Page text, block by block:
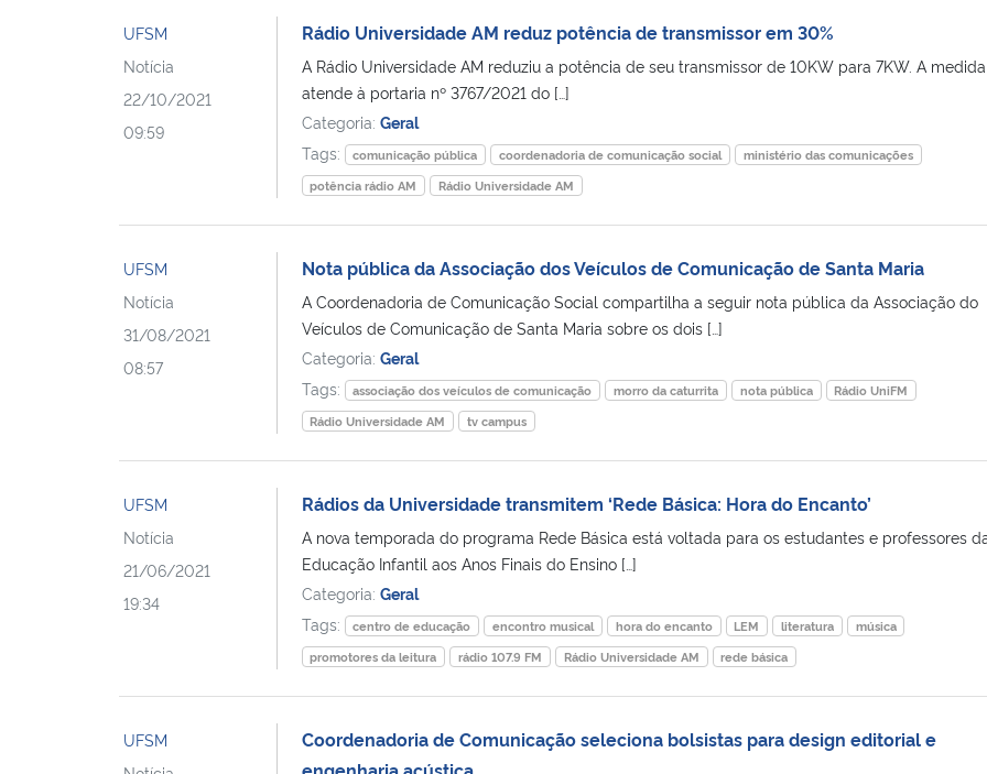
UFSM
Notícia
22/10/2021
09:59
Rádio Universidade AM reduz potência de transmissor em 30%
A Rádio Universidade AM reduziu a potência de seu transmissor de 10KW para 7KW. A medida
atende à portaria nº 3767/2021 do […]
Categoria: Geral
Tags:
comunicação pública coordenadoria de comunicação social
ministério das comunicações
potência rádio AM
Rádio Universidade AM
UFSM
Notícia
31/08/2021
08:57
Nota pública da Associação dos Veículos de Comunicação de Santa Maria
A Coordenadoria de Comunicação Social compartilha a seguir nota pública da Associação do
Veículos de Comunicação de Santa Maria sobre os dois […]
Categoria: Geral
Tags:
associação dos veículos de comunicação morro da caturrita nota pública
Rádio UniFM
Rádio Universidade AM
tv campus
UFSM
Notícia
21/06/2021
19:34
Rádios da Universidade transmitem ‘Rede Básica: Hora do Encanto’
A nova temporada do programa Rede Básica está voltada para os estudantes e professores
Educação Infantil aos Anos Finais do Ensino […]
Categoria: Geral
Tags:
centro de educação encontro musical hora do encanto LEM literatura
música
promotores da leitura
rádio 107.9 FM Rádio Universidade AM rede básica
UFSM
Coordenadoria de Comunicação seleciona bolsistas para design editorial e
engenharia acústica